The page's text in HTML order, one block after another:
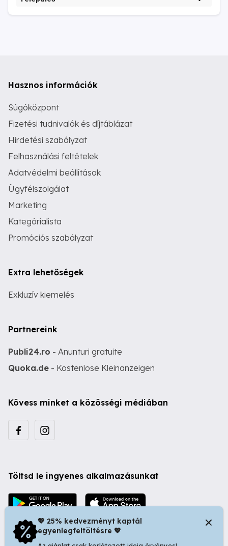
Hasznos információk
Súgóközpont
Fizetési tudnivalók és díjtáblázat
Hirdetési szabályzat
Felhasználási feltételek
Adatvédelmi beállítások
Ügyfélszolgálat
Marketing
Kategórialista
Promóciós szabályzat
Extra lehetőségek
Exkluzív kiemelés
Partnereink
Publi24.ro - Anunturi gratuite
Quoka.de - Kostenlose Kleinanzeigen
Kövess minket a közösségi médiában
Töltsd le ingyenes alkalmazásunkat
💖 25% kedvezményt kaptál
egyenlegfeltöltésre 💖